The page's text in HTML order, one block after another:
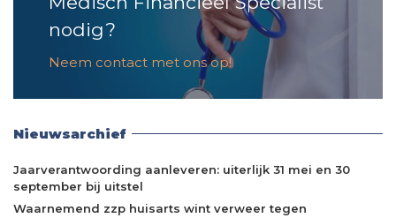
nodig?
Neem contact met ons op!
Nieuwsarchief
Jaarverantwoording aanleveren: uiterlijk 31 mei en 30
september bij uitstel
Waarnemend zzp huisarts wint verweer tegen